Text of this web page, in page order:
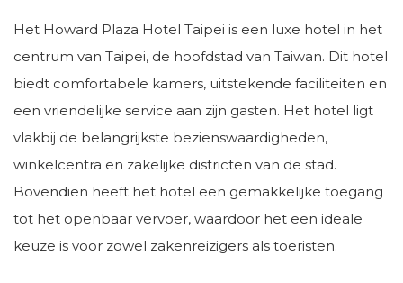
Het Howard Plaza Hotel Taipei is een luxe hotel in het
centrum van Taipei, de hoofdstad van Taiwan. Dit hotel
biedt comfortabele kamers, uitstekende faciliteiten en
een vriendelijke service aan zijn gasten. Het hotel ligt
vlakbij de belangrijkste bezienswaardigheden,
winkelcentra en zakelijke districten van de stad.
Bovendien heeft het hotel een gemakkelijke toegang
tot het openbaar vervoer, waardoor het een ideale
keuze is voor zowel zakenreizigers als toeristen.